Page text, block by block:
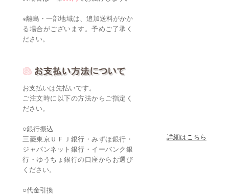
※離島・一部地域は、追加送料がかか
る場合がございます。予めご了承く
ださい。
お支払いは先払いです。
ご注文時に以下の方法からご指定く
ださい。
○銀行振込
三菱東京ＵＦＪ銀行・みずほ銀行・
ジャパンネット銀行・イーバンク銀
行・ゆうちょ銀行の口座からお選び
ください。
○代金引換
詳細はこちら